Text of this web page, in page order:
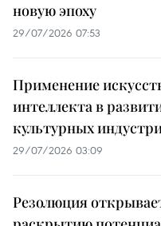
новую эпоху
29/07/2026 07:53
Применение
интеллекта в
культурных
29/07/2026 03:09
Резолюция